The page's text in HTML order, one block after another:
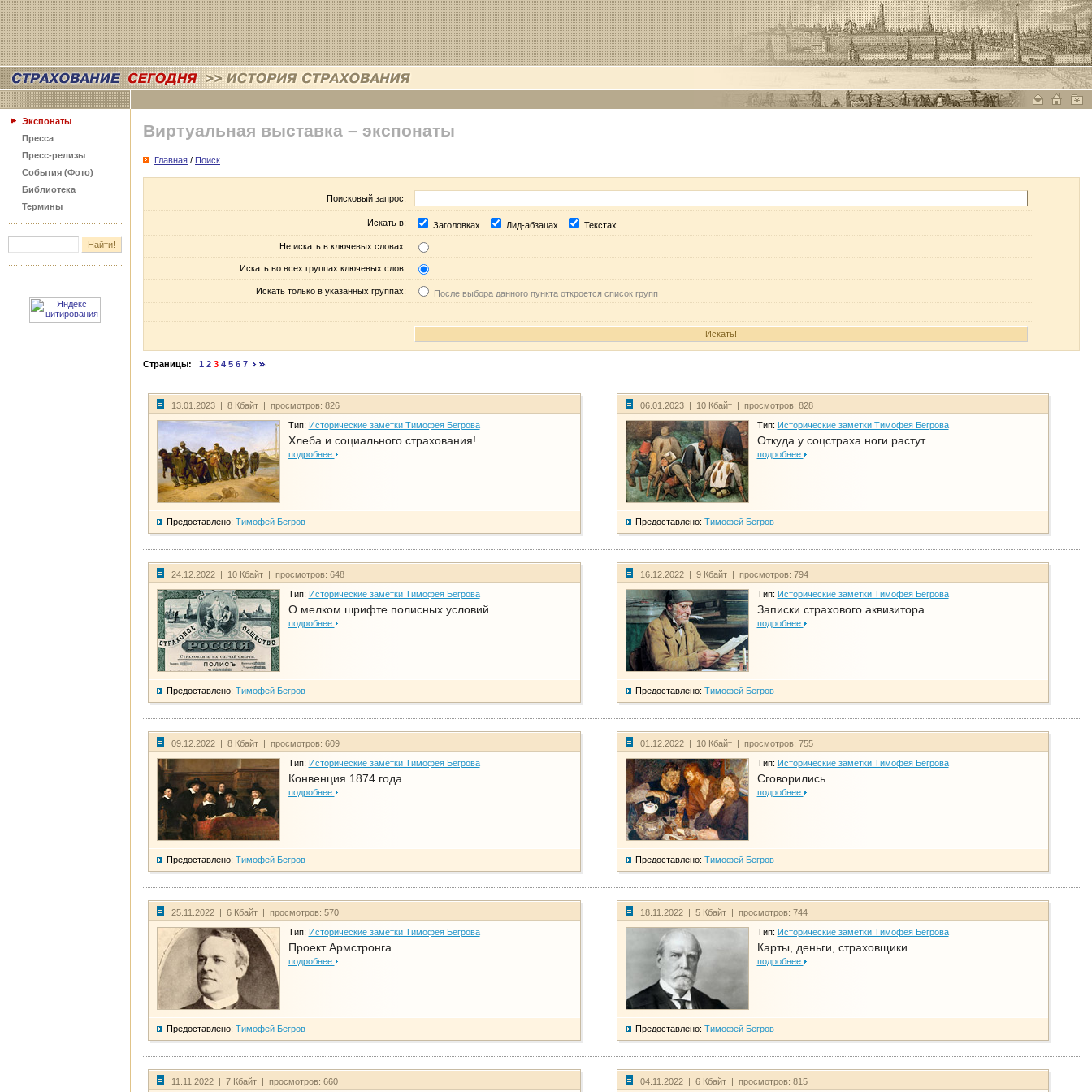
Экспонаты
Пресса
Пресс-релизы
События (Фото)
Библиотека
Термины
Виртуальная выставка – экспонаты
Главная / Поиск
Поисковый запрос:
Искать в: Заголовках Лид-абзацах Текстах
Не искать в ключевых словах:
Искать во всех группах ключевых слов:
Искать только в указанных группах: После выбора данного пункта откроется список групп
Страницы: 1 2 3 4 5 6 7
13.01.2023 | 8 Кбайт | просмотров: 826
Тип: Исторические заметки Тимофея Бегрова
Хлеба и социального страхования!
подробнее
Предоставлено: Тимофей Бегров
06.01.2023 | 10 Кбайт | просмотров: 828
Тип: Исторические заметки Тимофея Бегрова
Откуда у соцстраха ноги растут
подробнее
Предоставлено: Тимофей Бегров
24.12.2022 | 10 Кбайт | просмотров: 648
Тип: Исторические заметки Тимофея Бегрова
О мелком шрифте полисных условий
подробнее
Предоставлено: Тимофей Бегров
16.12.2022 | 9 Кбайт | просмотров: 794
Тип: Исторические заметки Тимофея Бегрова
Записки страхового аквизитора
подробнее
Предоставлено: Тимофей Бегров
09.12.2022 | 8 Кбайт | просмотров: 609
Тип: Исторические заметки Тимофея Бегрова
Конвенция 1874 года
подробнее
Предоставлено: Тимофей Бегров
01.12.2022 | 10 Кбайт | просмотров: 755
Тип: Исторические заметки Тимофея Бегрова
Сговорились
подробнее
Предоставлено: Тимофей Бегров
25.11.2022 | 6 Кбайт | просмотров: 570
Тип: Исторические заметки Тимофея Бегрова
Проект Армстронга
подробнее
Предоставлено: Тимофей Бегров
18.11.2022 | 5 Кбайт | просмотров: 744
Тип: Исторические заметки Тимофея Бегрова
Карты, деньги, страховщики
подробнее
Предоставлено: Тимофей Бегров
11.11.2022 | 7 Кбайт | просмотров: 660 04.11.2022 | 6 Кбайт | просмотров: 815